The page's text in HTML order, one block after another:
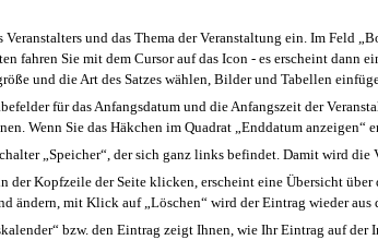
Veranstalters und das Thema der Veranstaltung ein. Im Feld
fahren Sie mit dem Cursor auf das Icon - es erscheint
und die Art des Satzes wählen, Bilder und Tabellen
für das Anfangsdatum und die Anfangszeit der
Wenn Sie das Häkchen im Quadrat „Enddatum anzeigen“
„Speicher“, der sich ganz links befindet. Damit wird
der Kopfzeile der Seite klicken, erscheint eine Übersicht
ändern, mit Klick auf „Löschen“ wird der Eintrag wieder aus
bzw. den Eintrag zeigt Ihnen, wie Ihr Eintrag auf der